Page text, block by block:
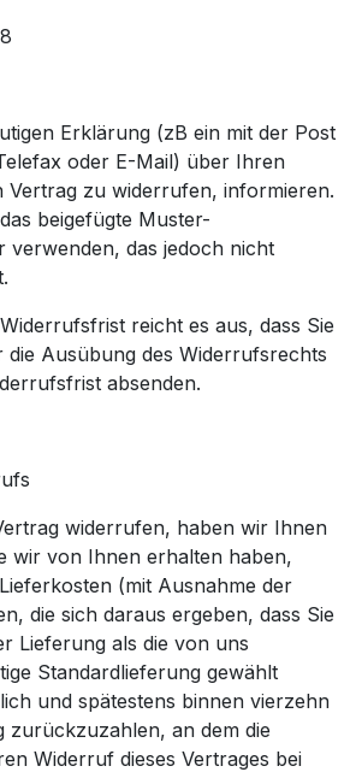
Erklärung (zB ein mit der Post
oder E-Mail) über Ihren
Vertrag zu widerrufen, informieren.
beigefügte Muster-
verwenden, das jedoch nicht
reicht es aus, dass Sie
die Ausübung des Widerrufsrechts
absenden.
widerrufen, haben wir Ihnen
wir von Ihnen erhalten haben,
(mit Ausnahme der
die sich daraus ergeben, dass Sie
Lieferung als die von uns
Standardlieferung gewählt
und spätestens binnen vierzehn
zurückzuzahlen, an dem die
Widerruf dieses Vertrages bei